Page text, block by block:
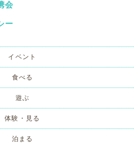
会
ー
イベント
食べる
遊ぶ
体験・見る
泊まる